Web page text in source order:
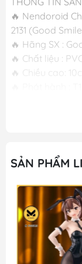
🔥 Nendoroid
2131 (Good
🔥 Hãng SX :
🔥 Chất liệu :
🔥 Chiều cao:
SẢN PHẨM